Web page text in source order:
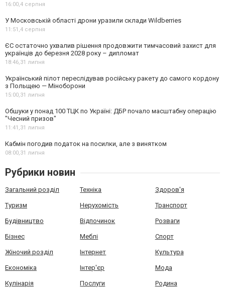
16:00,4 серпня
У Московській області дрони уразили склади Wildberries
11:51,4 серпня
ЄС остаточно ухвалив рішення продовжити тимчасовий захист для
українців до березня 2028 року – дипломат
18:46,31 липня
Український пілот переслідував російську ракету до самого кордону
з Польщею — Міноборони
15:00,31 липня
Обшуки у понад 100 ТЦК по Україні: ДБР почало масштабну операцію
"Чесний призов"
11:41,31 липня
Кабмін погодив податок на посилки, але з винятком
08:00,31 липня
Рубрики новин
Загальний розділ Техніка Здоров'я
Туризм Нерухомість Транспорт
Будівництво Відпочинок Розваги
Бізнес Меблі Спорт
Жіночий розділ Інтернет Культура
Економіка Інтер'єр Мода
Кулінарія Послуги Родина